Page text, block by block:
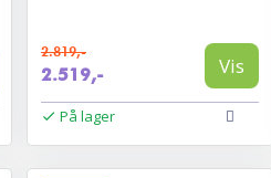
2.819,-
2.519,- Vis
På lager